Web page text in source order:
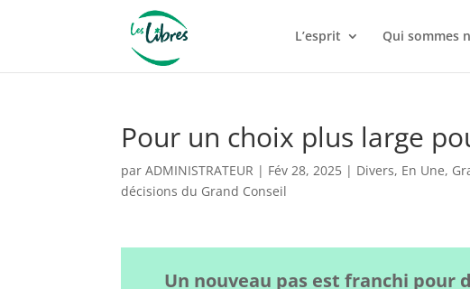
L’esprit Qui sommes
Pour un choix plus large
parADMINISTRATEUR | Fév 28, 2025 | Divers, En Une,
décisions du Grand Conseil
Un nouveau pas est franchi pour